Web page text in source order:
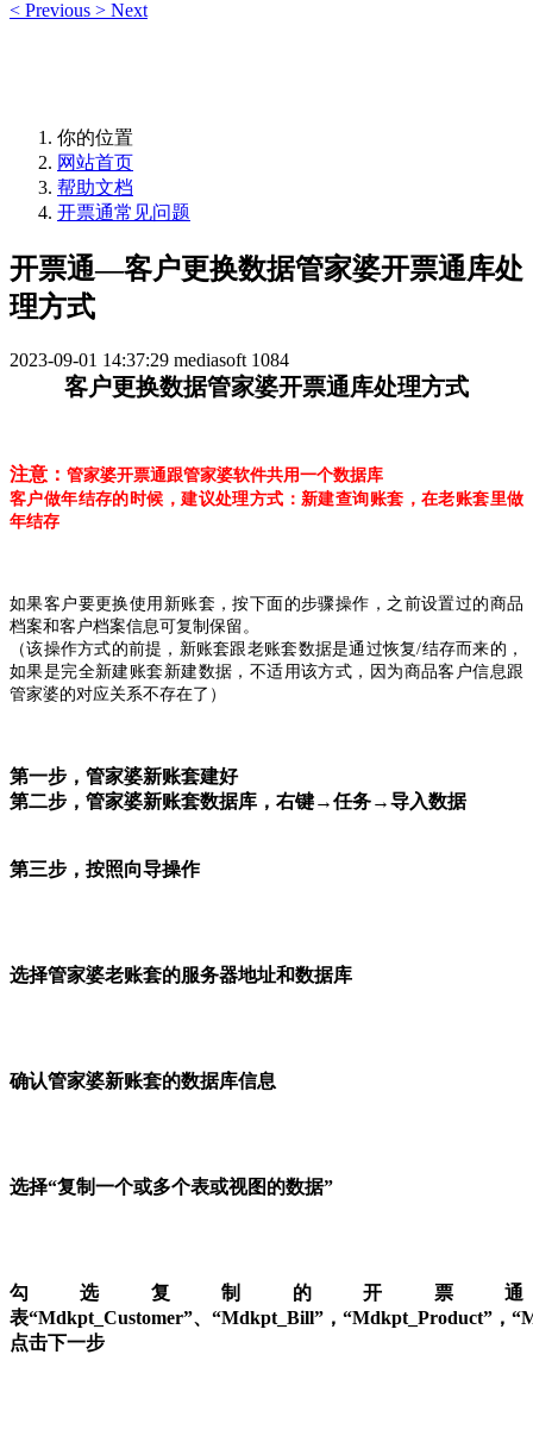
< Previous > Next
你的位置
网站首页
帮助文档
开票通常见问题
开票通—客户更换数据管家婆开票通库处
理方式
2023-09-01 14:37:29 mediasoft 1084
客户更换数据管家婆开票通库处理方式
注意： 管家婆开票通跟管家婆软件共用一个数据库
客户做年结存的时候，建议处理方式：新建查询账套，在老账套里做
年结存
如果客户要更换使用新账套，按下面的步骤操作，之前设置过的商品
档案和客户档案信息可复制保留。
（该操作方式的前提，新账套跟老账套数据是通过恢复/结存而来的，
如果是完全新建账套新建数据，不适用该方式，因为商品客户信息跟
管家婆的对应关系不存在了）
第一步，管家婆新账套建好
第二步，管家婆新账套数据库，右键→任务→导入数据
第三步，按照向导操作
选择管家婆老账套的服务器地址和数据库
确认管家婆新账套的数据库信息
选择“复制一个或多个表或视图的数据”
勾选复制的开票通
表“Mdkpt_Customer”、“Mdkpt_Bill”，“Mdkpt_Product”，
点击下一步